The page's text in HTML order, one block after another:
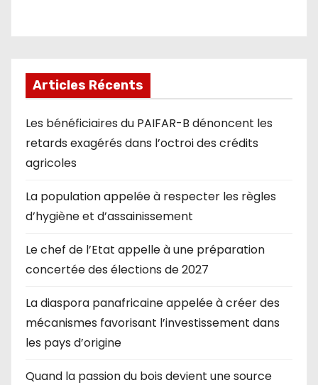
Articles Récents
Les bénéficiaires du PAIFAR-B dénoncent les
retards exagérés dans l’octroi des crédits
agricoles
La population appelée à respecter les règles
d’hygiène et d’assainissement
Le chef de l’Etat appelle à une préparation
concertée des élections de 2027
La diaspora panafricaine appelée à créer des
mécanismes favorisant l’investissement dans
les pays d’origine
Quand la passion du bois devient une source